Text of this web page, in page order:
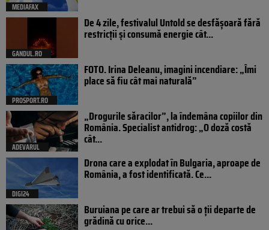
MEDIAFAX
GANDUL.RO
De 4 zile, festivalul Untold se desfășoară fără
restricții și consumă energie cât...
PROSPORT.RO
FOTO. Irina Deleanu, imagini incendiare: „Îmi
place să fiu cât mai naturală”
ADEVARUL
„Drogurile săracilor”, la îndemâna copiilor din
România. Specialist antidrog: „O doză costă
cât...
DIGI24
Drona care a explodat în Bulgaria, aproape de
România, a fost identificată. Ce...
Buruiana pe care ar trebui să o ții departe de
grădină cu orice...